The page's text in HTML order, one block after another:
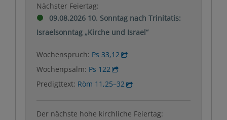
Nächster Feiertag:
09.08.2026 10. Sonntag nach Trinitatis:
Israelsonntag „Kirche und Israel“
Wochenspruch: Ps 33,12
Wochenpsalm: Ps 122
Predigttext: Röm 11,25–32
Der nächste hohe kirchliche Feiertag: